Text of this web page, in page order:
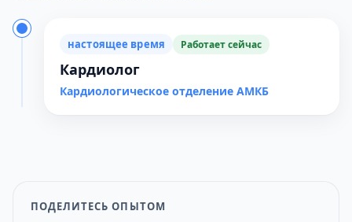
настоящее время Работает сейчас
Кардиолог
Кардиологическое отделение АМКБ
ПОДЕЛИТЕСЬ ОПЫТОМ